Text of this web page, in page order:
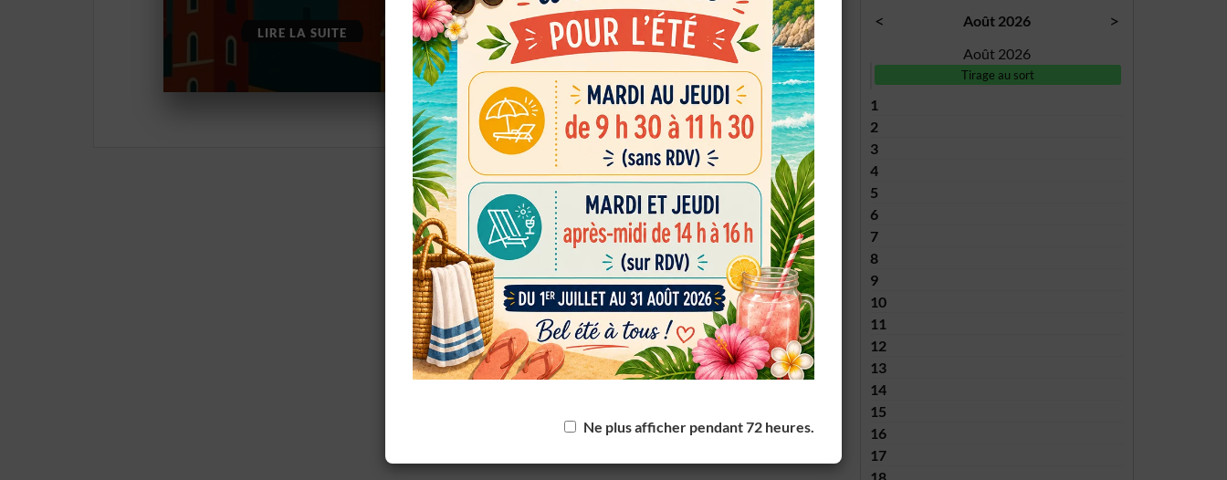
OK
European Commission | Cookies Policy
powered by WPCookiePro
LIRE LA SUITE LIRE LA SUITE
< Août 2026 >
Août 2026
Tirage au sort
1
2
3
4
5
6
7
8
9
10
11
12
13
14
15
16
17
Ne plus afficher pendant 72 heures.